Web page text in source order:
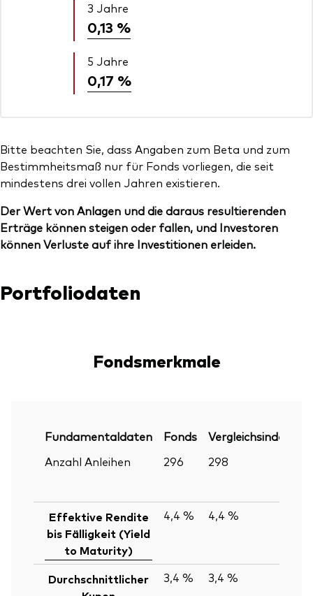
3 Jahre
0,13 %
5 Jahre
0,17 %
Bitte beachten Sie, dass Angaben zum Beta und zum
Bestimmheitsmaß nur für Fonds vorliegen, die seit
mindestens drei vollen Jahren existieren.
Der Wert von Anlagen und die daraus resultierenden
Erträge können steigen oder fallen, und Investoren
können Verluste auf ihre Investitionen erleiden.
Portfoliodaten
Fondsmerkmale
Fundamentaldaten Fonds Vergleichsindex
Anzahl Anleihen
296 298
Effektive Rendite
bis Fälligkeit (Yield
to Maturity)
4,4 % 4,4 %
Durchschnittlicher
3,4 % 3,4 %